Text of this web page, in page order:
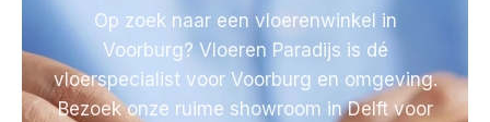
Op zoek naar een vloerenwinkel in
Voorburg? Vloeren Paradijs is dé
vloerspecialist voor Voorburg en omgeving.
Bezoek onze ruime showroom in Delft voor